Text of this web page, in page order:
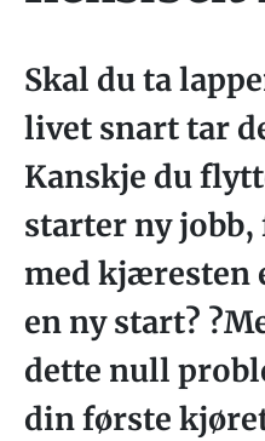
Skal du ta
livet snart tar
Kanskje du
starter ny
med kjæresten
en ny start?
dette null
din første